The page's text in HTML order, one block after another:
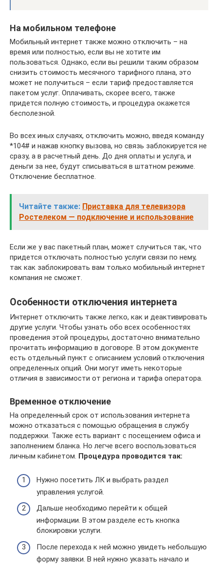
На мобильном телефоне
Мобильный интернет также можно отключить – на
время или полностью, если вы не хотите им
пользоваться. Однако, если вы решили таким образом
снизить стоимость месячного тарифного плана, это
может не получиться – если тариф предоставляется
пакетом услуг. Оплачивать, скорее всего, также
придется полную стоимость, и процедура окажется
бесполезной.
Во всех иных случаях, отключить можно, введя команду
*104# и нажав кнопку вызова, но связь заблокируется не
сразу, а в расчетный день. До дня оплаты и услуга, и
деньги за нее, будут списываться в штатном режиме.
Отключение бесплатное.
Читайте также: Приставка для телевизора
Ростелеком — подключение и использование
Если же у вас пакетный план, может случиться так, что
придется отключать полностью услуги связи по нему,
так как заблокировать вам только мобильный интернет
компания не сможет.
Особенности отключения интернета
Интернет отключить также легко, как и деактивировать
другие услуги. Чтобы узнать обо всех особенностях
проведения этой процедуры, достаточно внимательно
прочитать информацию в договоре. В этом документе
есть отдельный пункт с описанием условий отключения
определенных опций. Они могут иметь некоторые
отличия в зависимости от региона и тарифа оператора.
Временное отключение
На определенный срок от использования интернета
можно отказаться с помощью обращения в службу
поддержки. Также есть вариант с посещением офиса и
заполнением бланка. Но легче всего воспользоваться
личным кабинетом. Процедура проводится так:
Нужно посетить ЛК и выбрать раздел
управления услугой.
Дальше необходимо перейти к общей
информации. В этом разделе есть кнопка
блокировки услуги.
После перехода к ней можно увидеть небольшую
форму заявки. В ней нужно указать начало и